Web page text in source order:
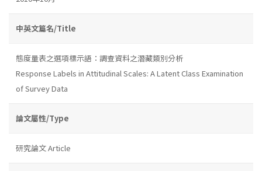
中英文篇名/Title
態度量表之選項標示語：調查資料之潛藏類別分析
Response Labels in Attitudinal Scales: A Latent Class Examination
of Survey Data
論文屬性/Type
研究論文 Article